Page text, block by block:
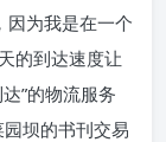
因为我是在一个
的到达速度让
”的物流服务
坝的书刊交易